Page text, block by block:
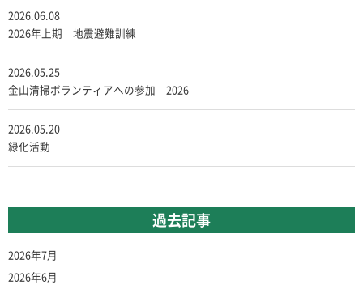
2026.06.08
2026年上期 地震避難訓練
2026.05.25
金山清掃ボランティアへの参加 2026
2026.05.20
緑化活動
過去記事
2026年7月
2026年6月